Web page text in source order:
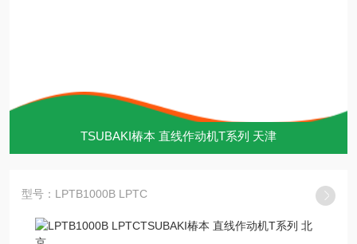
TSUBAKI椿本 直线作动机T系列 天津
型号：LPTB1000B LPTC